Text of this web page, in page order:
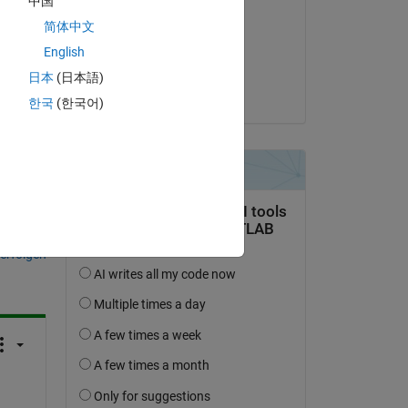
am 10 Okt. 2021
Akzeptiert:
简体中文
English
日本 (日本語)
한국 (한국어)